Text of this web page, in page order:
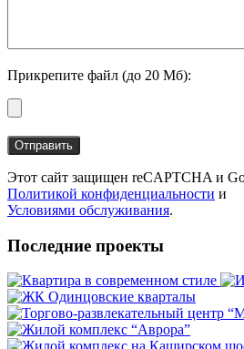
Прикрепите файл (до 20 Мб):
Этот сайт защищен reCAPTCHA и
Политикой конфиденциальности и
Условиями обслуживания.
Последние проекты